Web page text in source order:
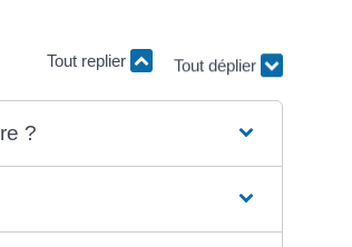
Tout replier
Tout déplier
?